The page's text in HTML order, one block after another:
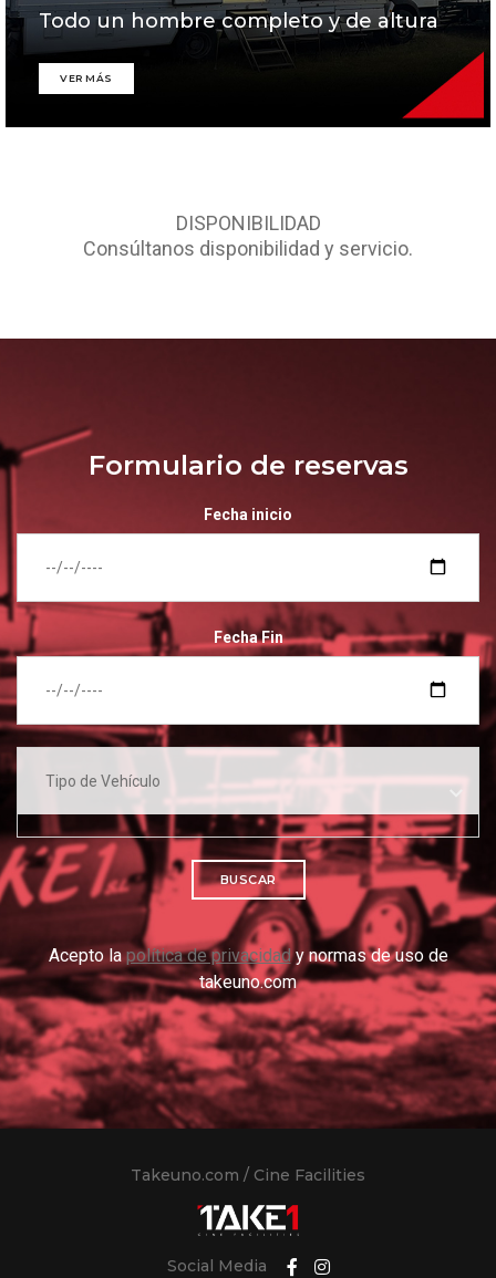
Todo un hombre completo y de altura
VER MÁS
DISPONIBILIDAD
Consúltanos disponibilidad y servicio.
Formulario de reservas
Fecha inicio
Fecha Fin
BUSCAR
Acepto lapolítica de privacidady normas de uso de
takeuno.com
Takeuno.com / Cine Facilities
Social Media